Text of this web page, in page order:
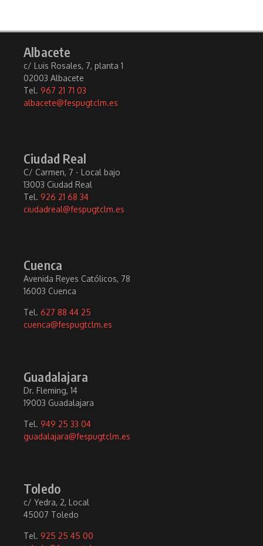
Albacete
c/ Luis Rosales, 7, planta 1
02003 Albacete
Tel. 967 21 71 03
albacete@fespugtclm.es
Ciudad Real
C/ Carmen, 7 - Local bajo
13003 Ciudad Real
Tel. 926 21 68 34
ciudadreal@fespugtclm.es
Cuenca
Avenida Reyes Católicos, 78
16003 Cuenca
Tel. 627 88 44 25
cuenca@fespugtclm.es
Guadalajara
Dr. Fleming, 14
19003 Guadalajara
Tel. 949 25 33 04
guadalajara@fespugtclm.es
Toledo
c/ Yedra, 2, Local
45007 Toledo
Tel. 925 25 45 00